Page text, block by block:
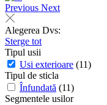
Previous Next
Alegerea Dvs:
Sterge tot
Tipul usii
Usi exterioare (11)
Tipul de sticla
Înfundată (11)
Segmentele usilor